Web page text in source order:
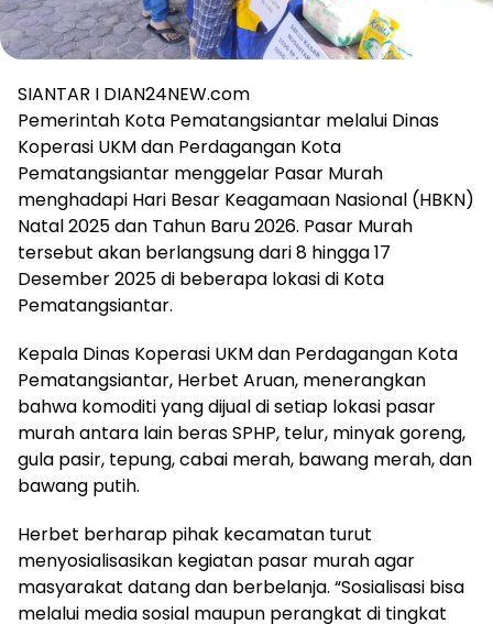
SIANTAR I DIAN24NEW.com
Pemerintah Kota Pematangsiantar melalui Dinas
Koperasi UKM dan Perdagangan Kota
Pematangsiantar menggelar Pasar Murah
menghadapi Hari Besar Keagamaan Nasional (HBKN)
Natal 2025 dan Tahun Baru 2026. Pasar Murah
tersebut akan berlangsung dari 8 hingga 17
Desember 2025 di beberapa lokasi di Kota
Pematangsiantar.
Kepala Dinas Koperasi UKM dan Perdagangan Kota
Pematangsiantar, Herbet Aruan, menerangkan
bahwa komoditi yang dijual di setiap lokasi pasar
murah antara lain beras SPHP, telur, minyak goreng,
gula pasir, tepung, cabai merah, bawang merah, dan
bawang putih.
Herbet berharap pihak kecamatan turut
menyosialisasikan kegiatan pasar murah agar
masyarakat datang dan berbelanja. “Sosialisasi bisa
melalui media sosial maupun perangkat di tingkat